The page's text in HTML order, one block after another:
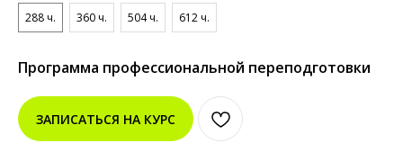
288 ч.
360 ч. 504 ч. 612 ч.
Программа профессиональной переподготовки
ЗАПИСАТЬСЯ НА КУРС